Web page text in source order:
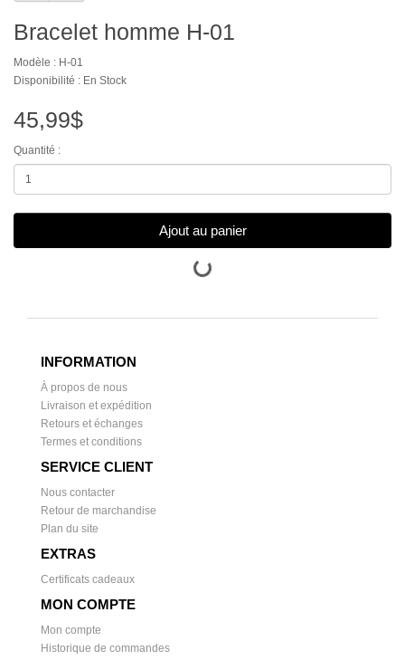
Bracelet homme H-01
Modèle : H-01
Disponibilité : En Stock
45,99$
Quantité :
Ajout au panier
INFORMATION
À propos de nous
Livraison et expédition
Retours et échanges
Termes et conditions
SERVICE CLIENT
Nous contacter
Retour de marchandise
Plan du site
EXTRAS
Certificats cadeaux
MON COMPTE
Mon compte
Historique de commandes